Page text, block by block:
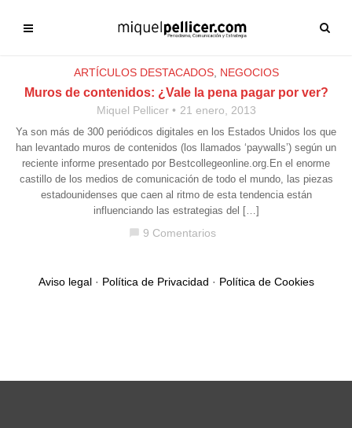
ARTÍCULOS DESTACADOS, NEGOCIOS
Muros de contenidos: ¿Vale la pena pagar por ver?
Miquel Pellicer 21 enero, 2013
Ya son más de 300 periódicos digitales en los Estados Unidos los que
han levantado muros de contenidos (los llamados ‘paywalls’) según un
reciente informe presentado por Bestcollegeonline.org.En el enorme
castillo de los medios de comunicación de todo el mundo, las piezas
estadounidenses que caen al ritmo de esta tendencia están
influenciando las estrategias del […]
chat_bubble 9 Comentarios
Aviso legal· Política de Privacidad · Política de Cookies